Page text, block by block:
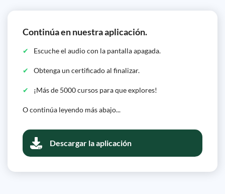
Continúa en nuestra aplicación.
Escuche el audio con la pantalla apagada.
Obtenga un certificado al finalizar.
¡Más de 5000 cursos para que explores!
O continúa leyendo más abajo...
Descargar la aplicación